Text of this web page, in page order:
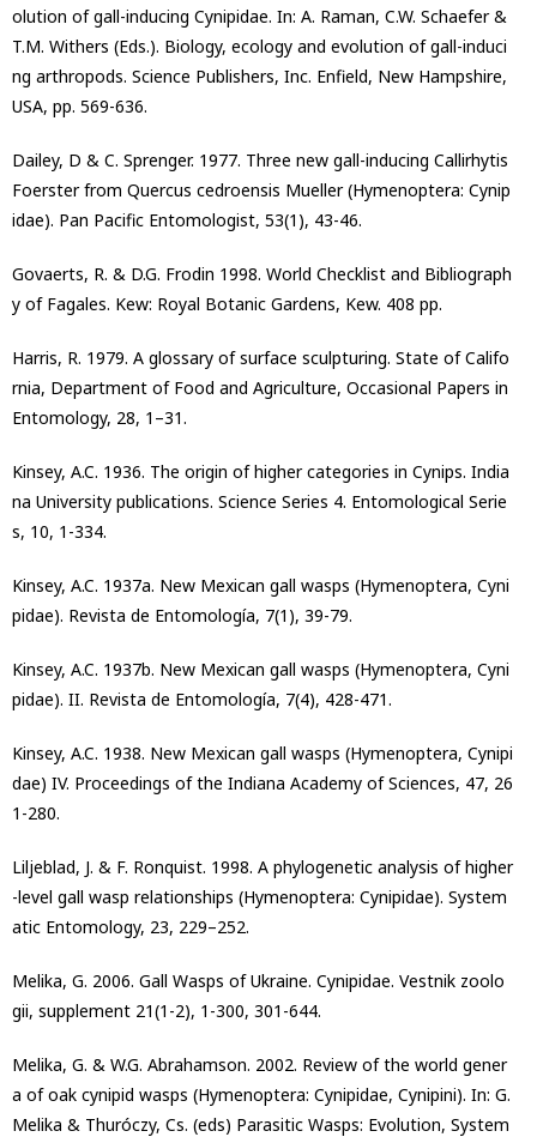
olution of gall-inducing Cynipidae. In: A. Raman, C.W. Schaefer &
T.M. Withers (Eds.). Biology, ecology and evolution of gall-induci
ng arthropods. Science Publishers, Inc. Enfield, New Hampshire,
USA, pp. 569-636.
Dailey, D & C. Sprenger. 1977. Three new gall-inducing Callirhytis
Foerster from Quercus cedroensis Mueller (Hymenoptera: Cynip
idae). Pan Pacific Entomologist, 53(1), 43-46.
Govaerts, R. & D.G. Frodin 1998. World Checklist and Bibliograph
y of Fagales. Kew: Royal Botanic Gardens, Kew. 408 pp.
Harris, R. 1979. A glossary of surface sculpturing. State of Califo
rnia, Department of Food and Agriculture, Occasional Papers in
Entomology, 28, 1–31.
Kinsey, A.C. 1936. The origin of higher categories in Cynips. India
na University publications. Science Series 4. Entomological Serie
s, 10, 1-334.
Kinsey, A.C. 1937a. New Mexican gall wasps (Hymenoptera, Cyni
pidae). Revista de Entomología, 7(1), 39-79.
Kinsey, A.C. 1937b. New Mexican gall wasps (Hymenoptera, Cyni
pidae). II. Revista de Entomología, 7(4), 428-471.
Kinsey, A.C. 1938. New Mexican gall wasps (Hymenoptera, Cynipi
dae) IV. Proceedings of the Indiana Academy of Sciences, 47, 26
1-280.
Liljeblad, J. & F. Ronquist. 1998. A phylogenetic analysis of higher
-level gall wasp relationships (Hymenoptera: Cynipidae). System
atic Entomology, 23, 229–252.
Melika, G. 2006. Gall Wasps of Ukraine. Cynipidae. Vestnik zoolo
gii, supplement 21(1-2), 1-300, 301-644.
Melika, G. & W.G. Abrahamson. 2002. Review of the world gener
a of oak cynipid wasps (Hymenoptera: Cynipidae, Cynipini). In: G.
Melika & Thuróczy, Cs. (eds) Parasitic Wasps: Evolution, System